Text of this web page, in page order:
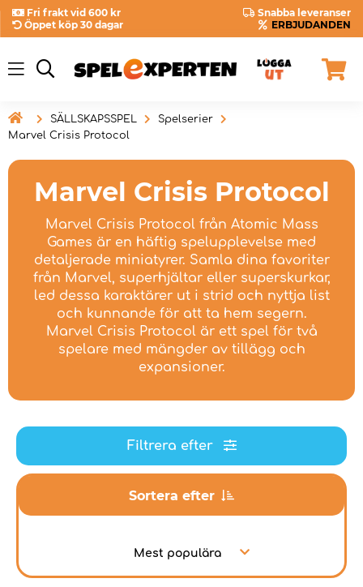
Fri frakt vid 600 kr
Snabba leveranser
Öppet köp 30 dagar
ERBJUDANDEN
 SÄLLSKAPSSPEL
Spelserier
Marvel Crisis Protocol
Marvel Crisis Protocol
Marvel Crisis Protocol från Atomic Mass
Games är en häftig spelupplevelse med
detaljerade miniatyrer. Samla dina favoriter
från Marvel, superhjältar eller superskurkar,
led dessa karaktärer ut i strid och nyttja list
och kunnande för att ta hem segern.
Marvel Crisis Protocol är ett spel för två
spelare med mängder av tillägg och
expansioner.
Filtrera efter
Sortera efter
Mest populära